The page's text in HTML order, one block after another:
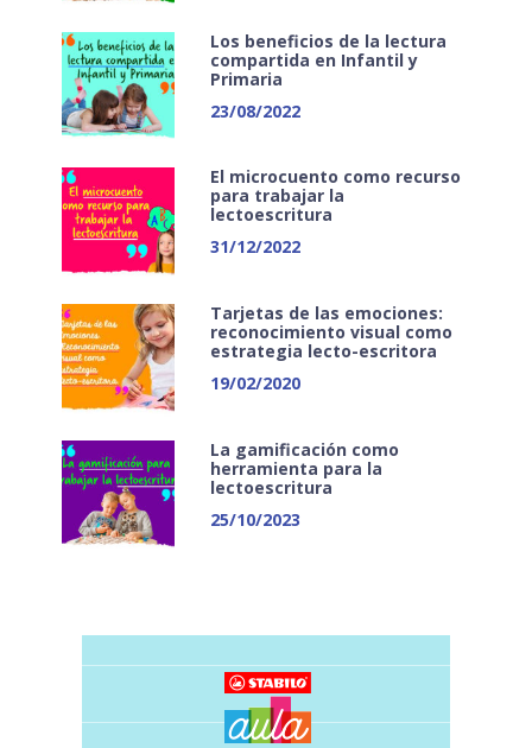
Los beneficios de la lectura
compartida en Infantil y
Primaria
23/08/2022
El microcuento como recurso
para trabajar la
lectoescritura
31/12/2022
Tarjetas de las emociones:
reconocimiento visual como
estrategia lecto-escritora
19/02/2020
La gamificación como
herramienta para la
lectoescritura
25/10/2023